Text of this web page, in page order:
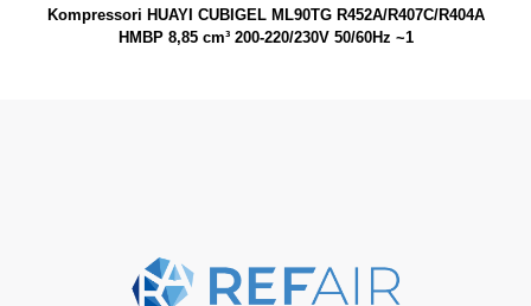
Kompressori HUAYI CUBIGEL ML90TG R452A/R407C/R404A
HMBP 8,85 cm³ 200-220/230V 50/60Hz ~1